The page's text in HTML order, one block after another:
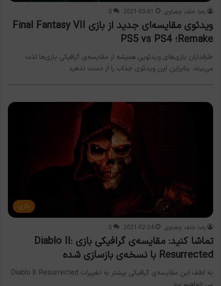
رضا خلف چعباوی 2021-03-01
0
ویدئوی مقایسه‌ای جدید از بازی Final Fantasy VII
Remake؛ PS5 vs PS4
طرفداران بازی‌های ویدئویی همیشه از مقایسه‌ی گرافیکی بازی‌ها لذت
می‌برند. بنابراين اين ویدئوی جذاب را از دست ندهید
بازی
رضا خلف چعباوی 2021-02-24
0
تماشا کنید: مقایسه‌ی گرافیکی بازی Diablo II:
Resurrected با نسخه‌ی بازسازی شده‌
به لطف این مقایسه‌ی گرافیکی بیشتر به تغییرات Diablo II: Resurrected